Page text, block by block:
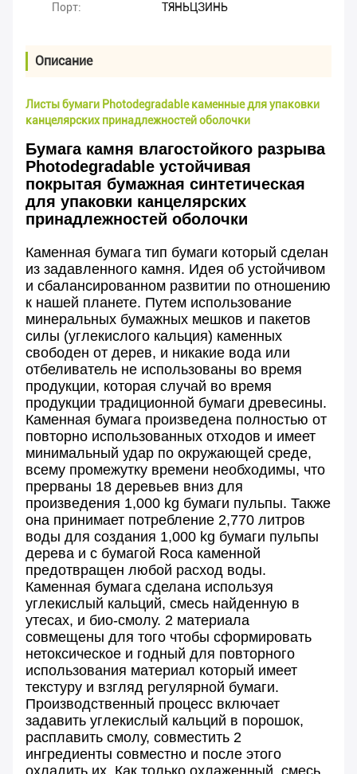
Порт: ТЯНЬЦЗИНЬ
Описание
Листы бумаги Photodegradable каменные для упаковки
канцелярских принадлежностей оболочки
Бумага камня влагостойкого разрыва
Photodegradable устойчивая
покрытая бумажная синтетическая
для упаковки канцелярских
принадлежностей оболочки
Каменная бумага тип бумаги который сделан
из задавленного камня. Идея об устойчивом
и сбалансированном развитии по отношению
к нашей планете. Путем использование
минеральных бумажных мешков и пакетов
силы (углекислого кальция) каменных
свободен от дерев, и никакие вода или
отбеливатель не использованы во время
продукции, которая случай во время
продукции традиционной бумаги древесины.
Каменная бумага произведена полностью от
повторно использованных отходов и имеет
минимальный удар по окружающей среде,
всему промежутку времени необходимы, что
прерваны 18 деревьев вниз для
произведения 1,000 kg бумаги пульпы. Также
она принимает потребление 2,770 литров
воды для создания 1,000 kg бумаги пульпы
дерева и с бумагой Roca каменной
предотвращен любой расход воды.
Каменная бумага сделана используя
углекислый кальций, смесь найденную в
утесах, и био-смолу. 2 материала
совмещены для того чтобы сформировать
нетоксическое и годный для повторного
использования материал который имеет
текстуру и взгляд регулярной бумаги.
Производственный процесс включает
задавить углекислый кальций в порошок,
расплавить смолу, совместить 2
ингредиенты совместно и после этого